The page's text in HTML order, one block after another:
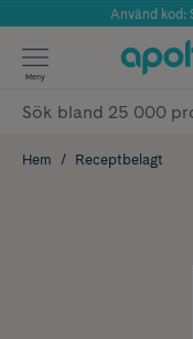
Årets
Använd kod:
✓
Meny
Hem Receptbelagt